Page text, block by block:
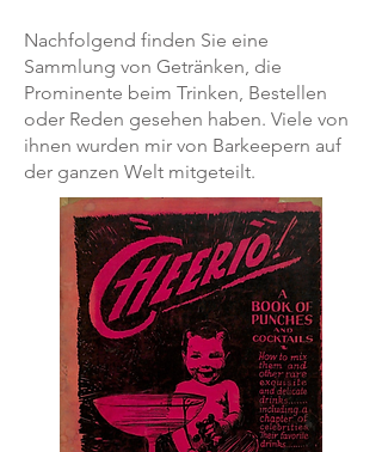
Nachfolgend finden Sie eine
Sammlung von Getränken, die
Prominente beim Trinken, Bestellen
oder Reden gesehen haben. Viele von
ihnen wurden mir von Barkeepern auf
der ganzen Welt mitgeteilt.